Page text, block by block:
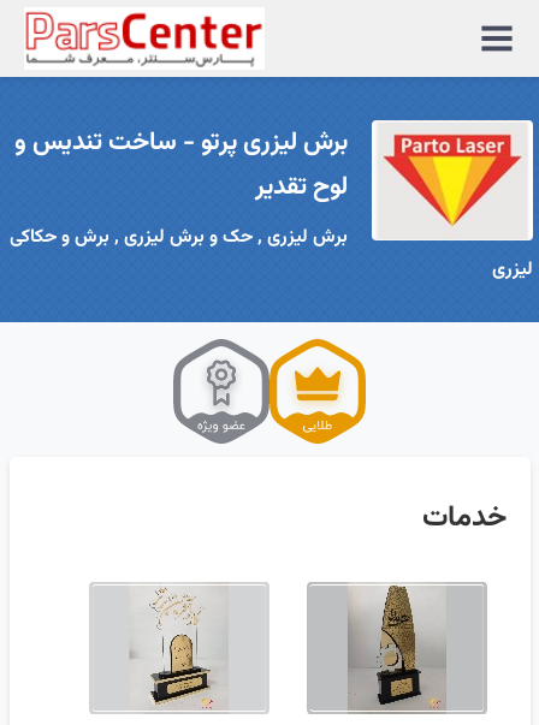
منوی
سایت
برش لیزری پرتو - ساخت تندیس و
لوح تقدیر
برش لیزری , حک و برش لیزری , برش و حکاکی
لیزری
خدمات